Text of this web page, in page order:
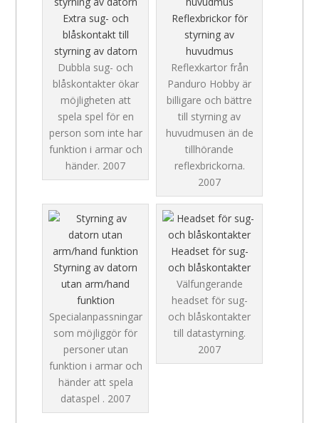
Extra sug- och
blåskontakt till
styrning av datorn
Dubbla sug- och
blåskontakter ökar
möjligheten att
spela spel för en
person som inte har
funktion i armar och
händer. 2007
Reflexbrickor för
styrning av
huvudmus
Reflexkartor från
Panduro Hobby är
billigare och bättre
till styrning av
huvudmusen än de
tillhörande
reflexbrickorna.
2007
Styrning av datorn
utan arm/hand
funktion
Specialanpassningar
som möjliggör för
personer utan
funktion i armar och
händer att spela
dataspel . 2007
Headset för sug-
och blåskontakter
Välfungerande
headset för sug-
och blåskontakter
till datastyrning.
2007